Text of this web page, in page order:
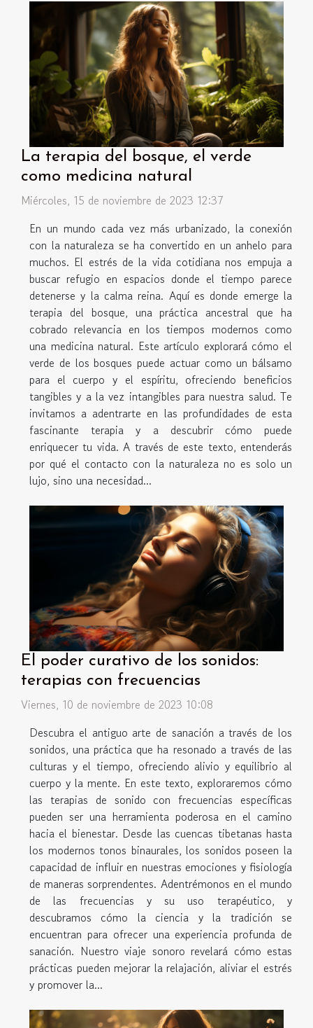
La terapia del bosque, el verde
como medicina natural
Miércoles, 15 de noviembre de 2023 12:37
En un mundo cada vez más urbanizado, la conexión
con la naturaleza se ha convertido en un anhelo para
muchos. El estrés de la vida cotidiana nos empuja a
buscar refugio en espacios donde el tiempo parece
detenerse y la calma reina. Aquí es donde emerge la
terapia del bosque, una práctica ancestral que ha
cobrado relevancia en los tiempos modernos como
una medicina natural. Este artículo explorará cómo el
verde de los bosques puede actuar como un bálsamo
para el cuerpo y el espíritu, ofreciendo beneficios
tangibles y a la vez intangibles para nuestra salud. Te
invitamos a adentrarte en las profundidades de esta
fascinante terapia y a descubrir cómo puede
enriquecer tu vida. A través de este texto, entenderás
por qué el contacto con la naturaleza no es solo un
lujo, sino una necesidad...
El poder curativo de los sonidos:
terapias con frecuencias
Viernes, 10 de noviembre de 2023 10:08
Descubra el antiguo arte de sanación a través de los
sonidos, una práctica que ha resonado a través de las
culturas y el tiempo, ofreciendo alivio y equilibrio al
cuerpo y la mente. En este texto, exploraremos cómo
las terapias de sonido con frecuencias específicas
pueden ser una herramienta poderosa en el camino
hacia el bienestar. Desde las cuencas tibetanas hasta
los modernos tonos binaurales, los sonidos poseen la
capacidad de influir en nuestras emociones y fisiología
de maneras sorprendentes. Adentrémonos en el mundo
de las frecuencias y su uso terapéutico, y
descubramos cómo la ciencia y la tradición se
encuentran para ofrecer una experiencia profunda de
sanación. Nuestro viaje sonoro revelará cómo estas
prácticas pueden mejorar la relajación, aliviar el estrés
y promover la...